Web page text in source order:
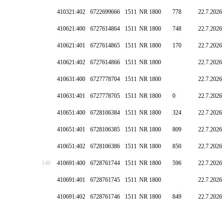
410321:402 6722699666 1511 NR 1800 778 22.7.2026
410621:400 6727614864 1511 NR 1800 748 22.7.2026
410621:401 6727614865 1511 NR 1800 170 22.7.2026
410621:402 6727614866 1511 NR 1800 22.7.2026
410631:400 6727778704 1511 NR 1800 22.7.2026
410631:401 6727778705 1511 NR 1800 0 22.7.2026
410651:400 6728106384 1511 NR 1800 324 22.7.2026
410651:401 6728106385 1511 NR 1800 809 22.7.2026
410651:402 6728106386 1511 NR 1800 850 22.7.2026
140 410691:400 6728761744 1511 NR 1800 596 22.7.2026
410691:401 6728761745 1511 NR 1800 22.7.2026
410691:402 6728761746 1511 NR 1800 849 22.7.2026